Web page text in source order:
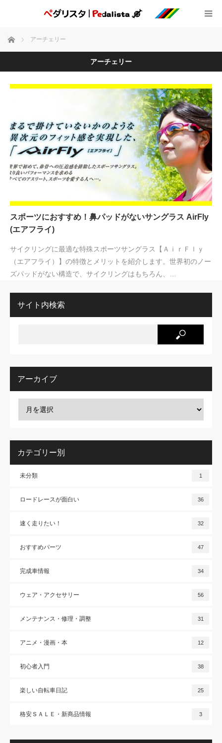
ホーム アーチェリー
アーチェリー
スポーツにおすすめ！鼻パッドがないサングラス AirFly
(エアフライ)
サイクリングに最適な特殊スポーツサングラス【ＡｉｒＦｌｙ
（エアフライ）】の特徴とメリットを紹介します。世界初のノー
ズパッドがない構造で、サイクリングはもちろん、…
サイト内検索
アーカイブ
カテゴリー別
未分類 1
ロードレースが面白い 36
速く走りたい！ 32
おすすめパーツ 47
完成車情報 34
ウェア・アクセサリー 56
メンテナンス・修理・調整 31
アニメ・漫画・本 12
初心者入門 38
楽しい自転車日記 25
格安ＳＡＬＥ・新商品情報 3